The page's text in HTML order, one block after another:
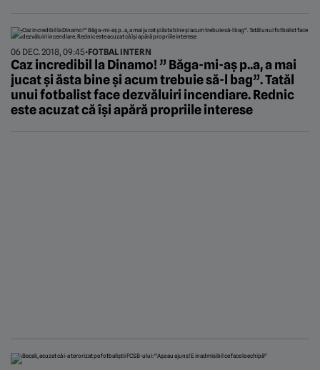
06 DEC. 2018, 09:45•FOTBAL INTERN
Caz incredibil la Dinamo! ” Băga-mi-aș p..a, a mai
jucat și ăsta bine și acum trebuie să-l bag”. Tatăl
unui fotbalist face dezvăluiri incendiare. Rednic
este acuzat că își apără propriile interese